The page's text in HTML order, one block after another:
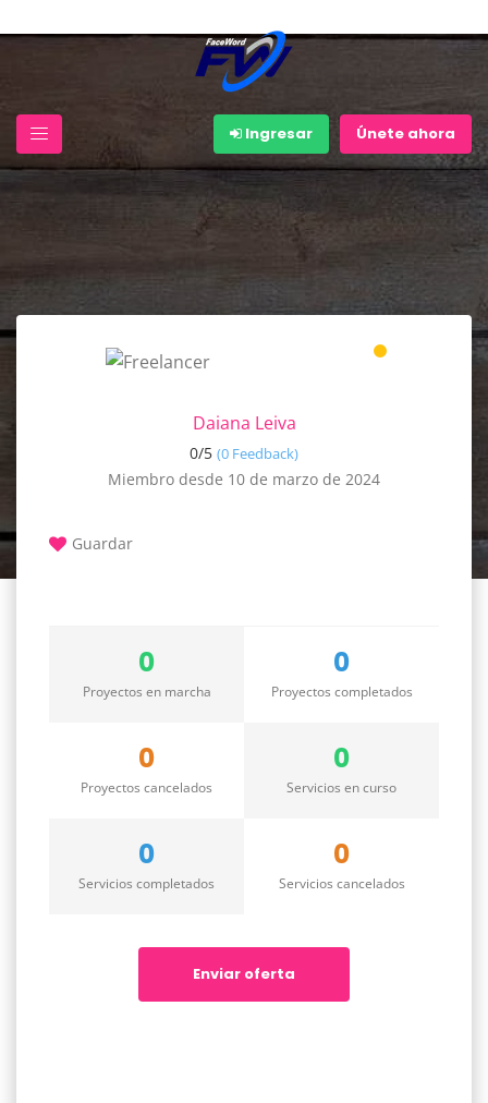
Ingresar Únete ahora
Daiana Leiva
0/5 (0 Feedback)
Miembro desde 10 de marzo de 2024
Guardar
0
Proyectos en marcha
0
Proyectos completados
0
Proyectos cancelados
0
Servicios en curso
0
Servicios completados
0
Servicios cancelados
Enviar oferta